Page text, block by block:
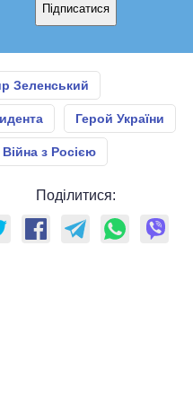
Підписатися
Зеленський
Герой України
Війна з Росією
Поділитися: